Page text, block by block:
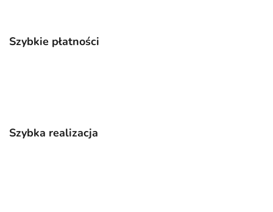
Szybkie płatności
Szybka realizacja